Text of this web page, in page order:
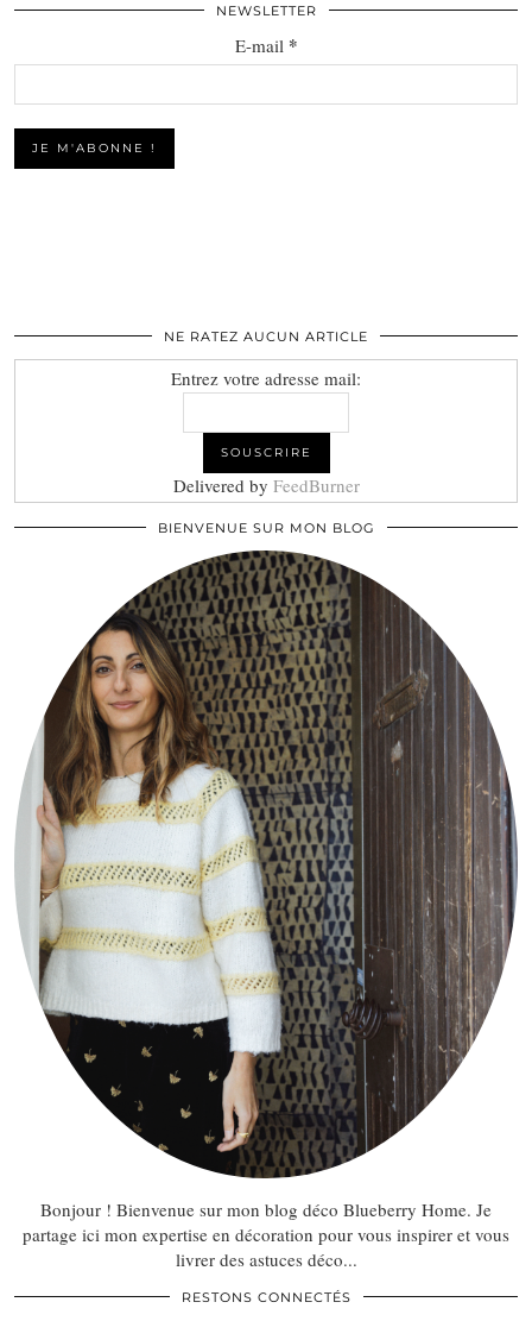
NEWSLETTER
E-mail *
NE RATEZ AUCUN ARTICLE
Entrez votre adresse mail:
Delivered by FeedBurner
BIENVENUE SUR MON BLOG
Bonjour ! Bienvenue sur mon blog déco Blueberry Home. Je
partage ici mon expertise en décoration pour vous inspirer et vous
livrer des astuces déco...
RESTONS CONNECTÉS